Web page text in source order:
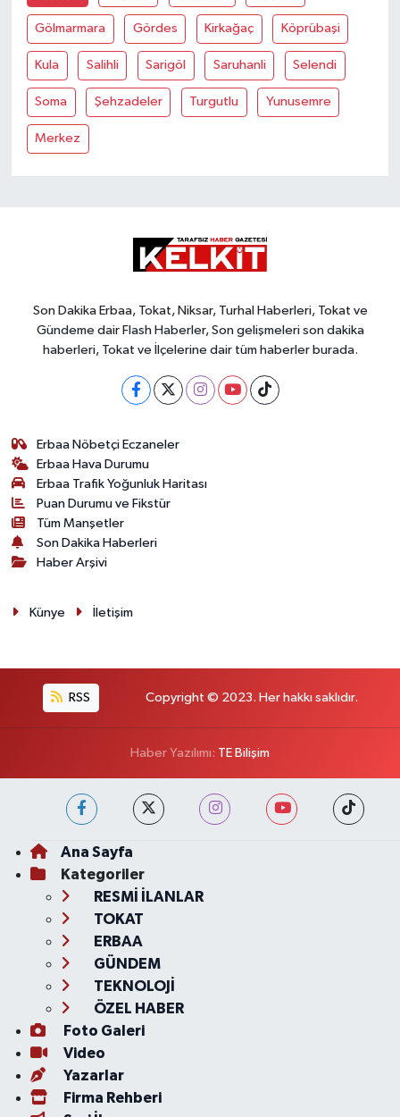
Gölmarmara Gördes Kirkağaç Köprübaşi
Kula Salihli Sarigöl Saruhanli Selendi
Soma Şehzadeler Turgutlu Yunusemre
Merkez
Son Dakika Erbaa, Tokat, Niksar, Turhal Haberleri, Tokat ve
Gündeme dair Flash Haberler, Son gelişmeleri son dakika
haberleri, Tokat ve İlçelerine dair tüm haberler burada.
Erbaa Nöbetçi Eczaneler
Erbaa Hava Durumu
Erbaa Trafik Yoğunluk Haritası
Puan Durumu ve Fikstür
Tüm Manşetler
Son Dakika Haberleri
Haber Arşivi
Künye İletişim
RSS Copyright © 2023. Her hakkı saklıdır.
Haber Yazılımı: TE Bilişim
Ana Sayfa
Kategoriler
RESMİ İLANLAR
TOKAT
ERBAA
GÜNDEM
TEKNOLOJİ
ÖZEL HABER
Foto Galeri
Video
Yazarlar
Firma Rehberi